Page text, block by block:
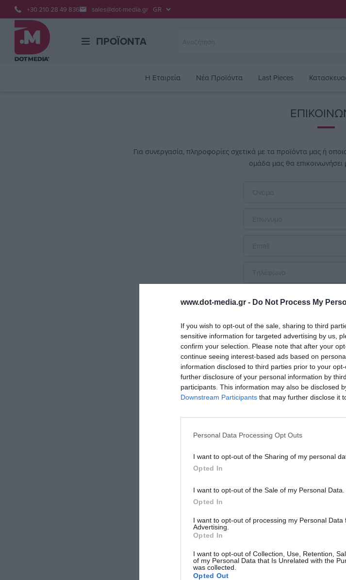
www.dot-media.gr - Do Not Process My
If you wish to opt-out of the sale, sharing to third
sensitive information for targeted advertising by us,
confirm your selection. Please note that after your
continue seeing interest-based ads based on
information disclosed to third parties prior to your
further disclosure of your personal information by
participants. This information may also be disclosed
Downstream Participants that may further disclose it
Personal Data Processing Opt Outs
I want to opt-out of the Sharing of my personal
Opted In
I want to opt-out of the Sale of my Personal Data.
Opted In
I want to opt-out of processing my Personal Data
Advertising.
Opted In
I want to opt-out of Collection, Use, Retention,
of my Personal Data that Is Unrelated with the
was collected.
Opted Out
+30 210 28 49 836 sales@dot-media.gr
ΠΡΟΪΌΝΤΑ
H Εταιρεία Νέα Προϊόντα Last Pieces
Για συνεργασία, πληροφορίες σχετικά με τα προϊόντα μας ή
ομάδα μας θα επικοινωνήσει
Υποβολή